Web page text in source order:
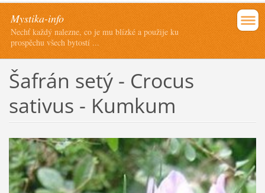
Mystika-info
Nechť každý nalezne, co je mu blízké a použije ku
prospěchu všech bytostí ...
Šafrán setý - Crocus
sativus - Kumkum